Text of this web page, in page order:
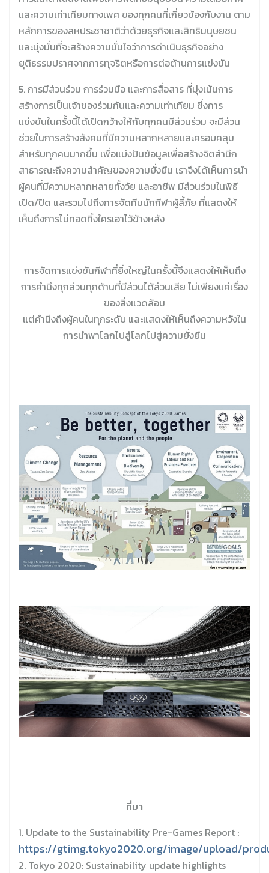
และความเท่าเทียมทางเพศ ของทุกคนที่เกี่ยวข้องกับงาน ตาม
หลักการของสหประชาชาติว่าด้วยธุรกิจและสิทธิมนุษยชน
และมุ่งมั่นที่จะสร้างความมั่นใจว่าการดำเนินธุรกิจอย่าง
ยุติธรรมปราศจากการทุจริตหรือการต่อต้านการแข่งขัน
5. การมีส่วนร่วม การร่วมมือ และการสื่อสาร ที่มุ่งเน้นการ
สร้างการเป็นเจ้าของร่วมกันและความเท่าเทียม ซึ่งการ
แข่งขันในครั้งนี้ได้เปิดกว้างให้กับทุกคนมีส่วนร่วม จะมีส่วน
ช่วยในการสร้างสังคมที่มีความหลากหลายและครอบคลุม
สำหรับทุกคนมากขึ้น เพื่อแบ่งปันข้อมูลเพื่อสร้างจิตสำนึก
สาธารณะถึงความสำคัญของความยั่งยืน เราจึงได้เห็นการนำ
ผู้คนที่มีความหลากหลายทั้งวัย และอาชีพ มีส่วนร่วมในพิธี
เปิด/ปิด และรวมไปถึงการจัดทีมนักกีฬาผู้ลี้ภัย ที่แสดงให้
เห็นถึงการไม่ทอดทิ้งใครเอาไว้ข้างหลัง
การจัดการแข่งขันกีฬาที่ยิ่งใหญ่ในครั้งนี้จึงแสดงให้เห็นถึง
การคำนึงทุกส่วนทุกด้านที่มีส่วนได้ส่วนเสีย ไม่เพียงแค่เรื่อง
ของสิ่งแวดล้อม
แต่คำนึงถึงผู้คนในทุกระดับ และแสดงให้เห็นถึงความหวังใน
การนำพาโลกไปสู่โลกไปสู่ความยั่งยืน
ที่มา
1. Update to the Sustainability Pre-Games Report :
https://gtimg.tokyo2020.org/image/upload/
2. Tokyo 2020: Sustainability update highlights